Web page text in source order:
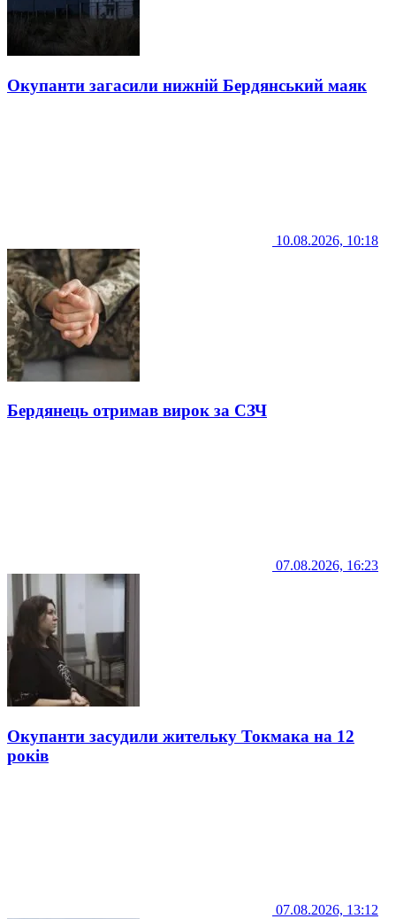
Окупанти загасили нижній Бердянський маяк
10.08.2026, 10:18
Бердянець отримав вирок за СЗЧ
07.08.2026, 16:23
Окупанти засудили жительку Токмака на 12
років
07.08.2026, 13:12